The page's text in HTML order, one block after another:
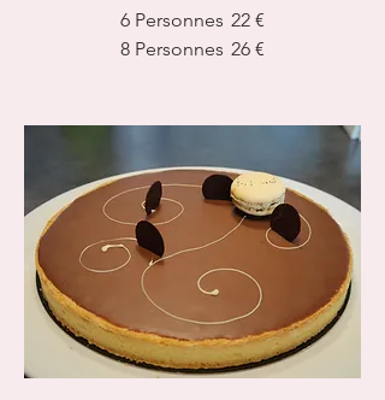
6 Personnes 22 €
8 Personnes 26 €